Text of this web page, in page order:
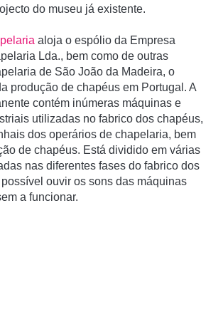
do museu já existente.
aloja o espólio da Empresa
Lda., bem como de outras
de São João da Madeira, o
produção de chapéus em Portugal. A
contém inúmeras máquinas e
utilizadas no fabrico dos chapéus,
dos operários de chapelaria, bem
de chapéus. Está dividido em várias
nas diferentes fases do fabrico dos
ouvir os sons das máquinas
a funcionar.